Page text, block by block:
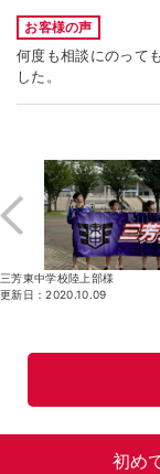
お客様の声
何度も相談にのって
した。
三芳東中学校陸上部様
更新日：2020.10.09
初め